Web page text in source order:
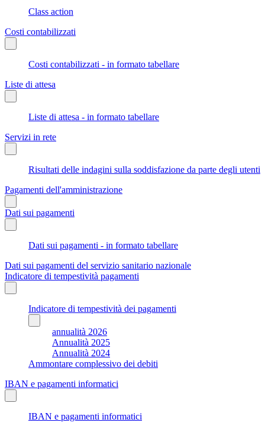
Class action
Costi contabilizzati
Costi contabilizzati - in formato tabellare
Liste di attesa
Liste di attesa - in formato tabellare
Servizi in rete
Risultati delle indagini sulla soddisfazione da parte degli utenti
Pagamenti dell'amministrazione
Dati sui pagamenti
Dati sui pagamenti - in formato tabellare
Dati sui pagamenti del servizio sanitario nazionale
Indicatore di tempestività pagamenti
Indicatore di tempestività dei pagamenti
annualità 2026
Annualità 2025
Annualità 2024
Ammontare complessivo dei debiti
IBAN e pagamenti informatici
IBAN e pagamenti informatici